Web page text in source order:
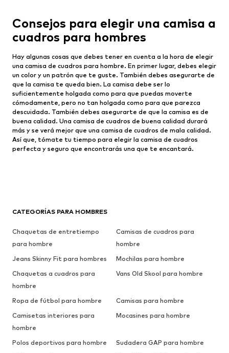
CATEGORÍAS PARA HOMBRES
Chaquetas de entretiempo
para hombre
Camisas de cuadros para
hombre
Jeans Skinny Fit para hombres
Mochilas para hombre
Chaquetas a cuadros para
hombre
Vans Old Skool para hombre
Ropa de fútbol para hombre
Camisas para hombre
Camisetas interiores para
hombre
Mocasines para hombre
Polos deportivos para hombre
Sudadera GAP para hombre
Consejos para elegir una camisa a
cuadros para hombres
Hay algunas cosas que debes tener en cuenta a la hora de elegir
una camisa de cuadros para hombre. En primer lugar, debes elegir
un color y un patrón que te guste. También debes asegurarte de
que la camisa te queda bien. La camisa debe ser lo
suficientemente holgada como para que puedas moverte
cómodamente, pero no tan holgada como para que parezca
descuidada. También debes asegurarte de que la camisa es de
buena calidad. Una camisa de cuadros de buena calidad durará
más y se verá mejor que una camisa de cuadros de mala calidad.
Así que, tómate tu tiempo para elegir la camisa de cuadros
perfecta y seguro que encontrarás una que te encantará.